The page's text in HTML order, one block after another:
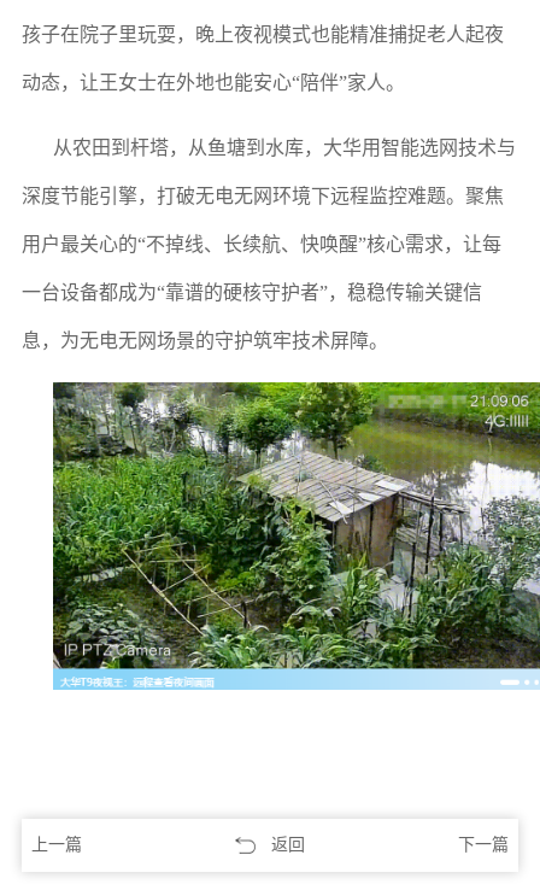
孩子在院子里玩耍，晚上夜视模式也能精准捕捉老人起夜
动态，让王女士在外地也能安心“陪伴”家人。
从农田到杆塔，从鱼塘到水库，大华用智能选网技术与
深度节能引擎，打破无电无网环境下远程监控难题。聚焦
用户最关心的“不掉线、长续航、快唤醒”核心需求，让每
一台设备都成为“靠谱的硬核守护者”，稳稳传输关键信
息，为无电无网场景的守护筑牢技术屏障。
上一篇 返回 下一篇